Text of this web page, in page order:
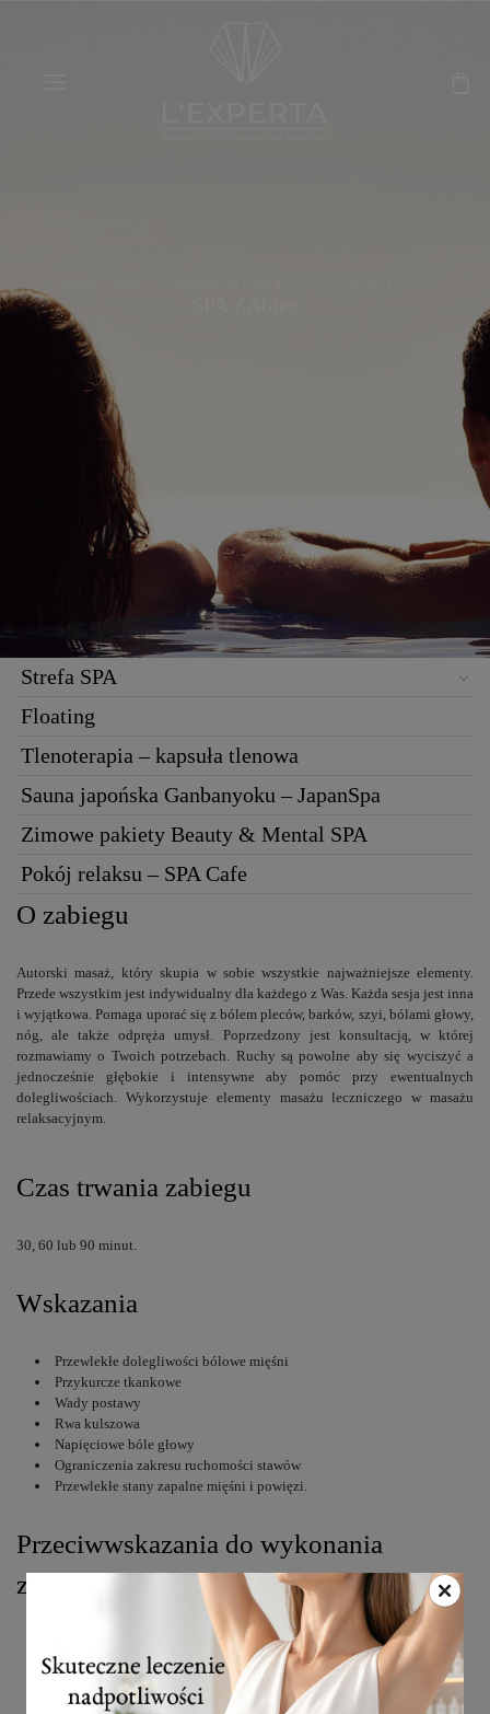
Strefa SPA
Floating
Tlenoterapia – kapsuła tlenowa
Sauna japońska Ganbanyoku – JapanSpa
Zimowe pakiety Beauty & Mental SPA
Pokój relaksu – SPA Cafe
O zabiegu
Autorski masaż, który skupia w sobie wszystkie najważniejsze elementy.
Przede wszystkim jest indywidualny dla każdego z Was. Każda sesja jest inna
i wyjątkowa. Pomaga uporać się z bólem pleców, barków, szyi, bólami głowy,
nóg, ale także odpręża umysł. Poprzedzony jest konsultacją, w której
rozmawiamy o Twoich potrzebach. Ruchy są powolne aby się wyciszyć a
jednocześnie głębokie i intensywne aby pomóc przy ewentualnych
dolegliwościach. Wykorzystuje elementy masażu leczniczego w masażu
relaksacyjnym.
Czas trwania zabiegu
30, 60 lub 90 minut.
Wskazania
Przewlekłe dolegliwości bólowe mięśni
Przykurcze tkankowe
Wady postawy
Rwa kulszowa
Napięciowe bóle głowy
Ograniczenia zakresu ruchomości stawów
Przewlekłe stany zapalne mięśni i powięzi.
Przeciwwskazania do wykonania
zabiegu
Infekcje
Stany gorączkowe
Nowotwór